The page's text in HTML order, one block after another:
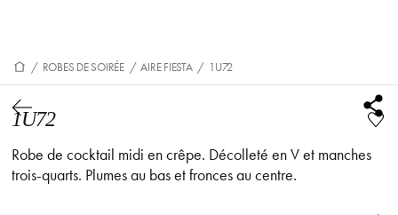
/ ROBES DE SOIRÉE / AIRE FIESTA / 1U72
1U72
Robe de cocktail midi en crêpe. Décolleté en V et manches
trois-quarts. Plumes au bas et fronces au centre.